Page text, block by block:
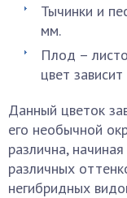
Тычинки и
мм.
Плод –
цвет
Данный цветок
его необычной
различна,
различных
негибридных